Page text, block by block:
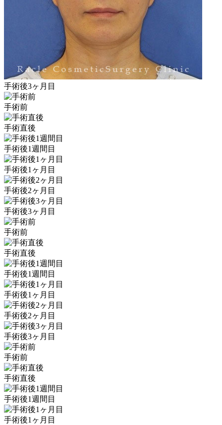
手術後3ヶ月目
手術前
手術直後
手術後1週間目
手術後1ヶ月目
手術後2ヶ月目
手術後3ヶ月目
手術前
手術直後
手術後1週間目
手術後1ヶ月目
手術後2ヶ月目
手術後3ヶ月目
手術前
手術直後
手術後1週間目
手術後1ヶ月目